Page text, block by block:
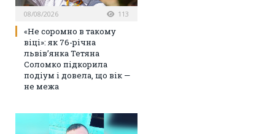
08/08/2026 113
«Не соромно в такому
віці»: як 76-річна
львів’янка Тетяна
Соломко підкорила
подіум і довела, що вік —
не межа